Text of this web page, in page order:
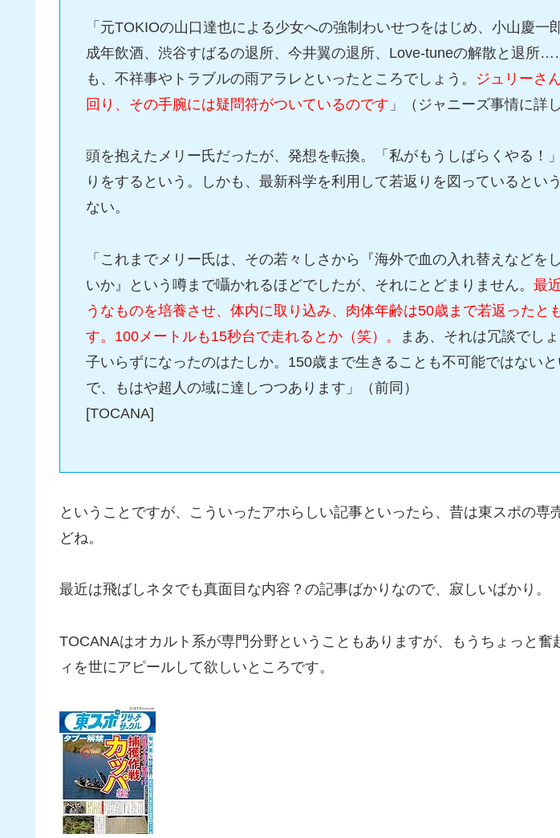
「元TOKIOの山口達也による少女への強制わいせつをはじめ、小山慶一
成年飲酒、渋谷すばるの退所、今井翼の退所、Love-tuneの解散と退所
も、不祥事やトラブルの雨アラレといったところでしょう。 ジュリーさ
回り、その手腕には疑問符がついているのです 」（ジャニーズ事情に詳
頭を抱えたメリー氏だったが、発想を転換。「私がもうしばらくやる！
りをするという。しかも、最新科学を利用して若返りを図っているとい
ない。
「これまでメリー氏は、その若々しさから『海外で血の入れ替えなどを
いか』という噂まで囁かれるほどでしたが、それにとどまりません。最
うなものを培養させ、体内に取り込み、肉体年齢は50歳まで若返ったと
す。100メートルも15秒台で走れるとか（笑）。
まあ、それは冗談でし
子いらずになったのはたしか。150歳まで生きることも不可能ではない
で、もはや超人の域に達しつつあります」（前同）
[TOCANA]
ということですが、こういったアホらしい記事といったら、昔は東スポの専
どね。
最近は飛ばしネタでも真面目な内容？の記事ばかりなので、寂しいばかり。
TOCANAはオカルト系が専門分野ということもありますが、もうちょっと奮
ィを世にアピールして欲しいところです。